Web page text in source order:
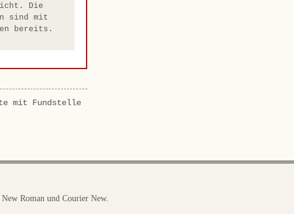
Die
sind mit
bereits.
mit Fundstelle
New Roman und Courier New.